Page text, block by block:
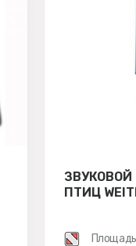
ЗВУКОВОЙ
ПТИЦ